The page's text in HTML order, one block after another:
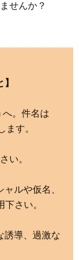
せんか？
へ。件名は
ます。
い。
ルや仮名、
さい。
誘導、過激な